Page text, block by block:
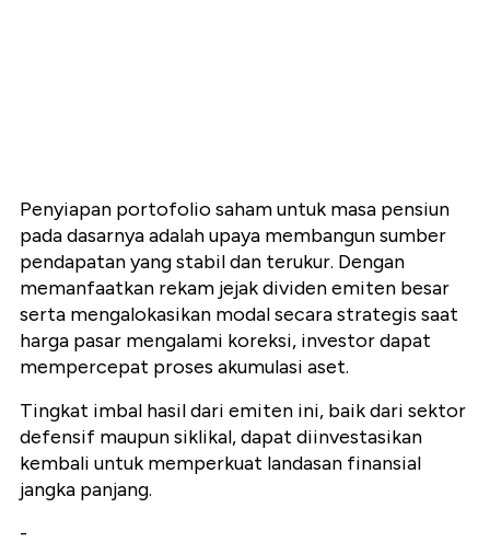
Penyiapan portofolio saham untuk masa pensiun
pada dasarnya adalah upaya membangun sumber
pendapatan yang stabil dan terukur. Dengan
memanfaatkan rekam jejak dividen emiten besar
serta mengalokasikan modal secara strategis saat
harga pasar mengalami koreksi, investor dapat
mempercepat proses akumulasi aset.
Tingkat imbal hasil dari emiten ini, baik dari sektor
defensif maupun siklikal, dapat diinvestasikan
kembali untuk memperkuat landasan finansial
jangka panjang.
-